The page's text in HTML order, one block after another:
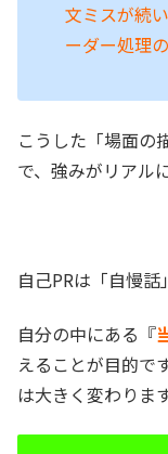
文ミスが続
ーダー処理
こうした「場面の
で、強みがリアル
自己PRは「自慢話
自分の中にある『
えることが目的で
は大きく変わります